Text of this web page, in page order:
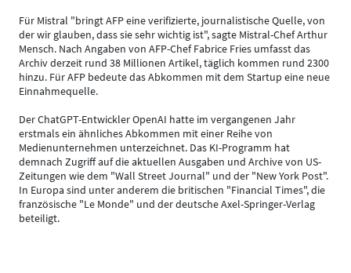
Für Mistral "bringt AFP eine verifizierte, journalistische Quelle, von
der wir glauben, dass sie sehr wichtig ist", sagte Mistral-Chef Arthur
Mensch. Nach Angaben von AFP-Chef Fabrice Fries umfasst das
Archiv derzeit rund 38 Millionen Artikel, täglich kommen rund 2300
hinzu. Für AFP bedeute das Abkommen mit dem Startup eine neue
Einnahmequelle.
Der ChatGPT-Entwickler OpenAI hatte im vergangenen Jahr
erstmals ein ähnliches Abkommen mit einer Reihe von
Medienunternehmen unterzeichnet. Das KI-Programm hat
demnach Zugriff auf die aktuellen Ausgaben und Archive von US-
Zeitungen wie dem "Wall Street Journal" und der "New York Post".
In Europa sind unter anderem die britischen "Financial Times", die
französische "Le Monde" und der deutsche Axel-Springer-Verlag
beteiligt.